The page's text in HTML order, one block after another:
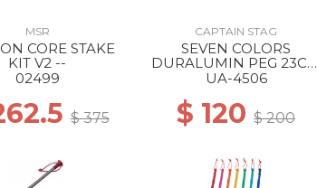
MSR
CORE STAKE
KIT V2 --
02499
$ 375
CAPTAIN STAG
SEVEN COLORS
DURALUMIN PEG 23CM
--
UA-4506
$ 120$ 200